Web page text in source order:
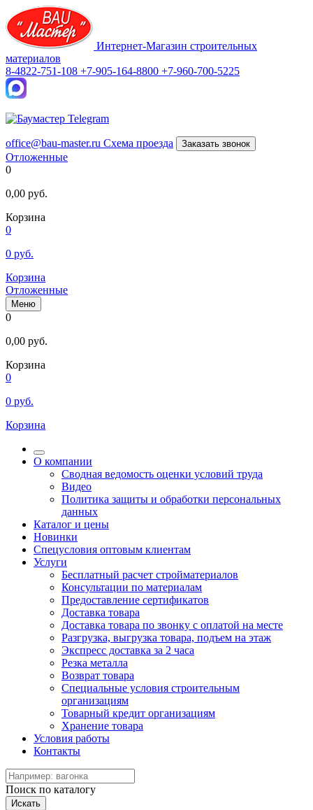
Интернет-Магазин строительных
материалов
8-4822-751-108 +7-905-164-8800 +7-960-700-5225
office@bau-master.ru Схема проезда Заказать звонок
Отложенные
0
0,00 руб.
Корзина
0
0 руб.
Корзина
Отложенные
Меню
0
0,00 руб.
Корзина
0
0 руб.
Корзина
О компании
Сводная ведомость оценки условий труда
Видео
Политика защиты и обработки персональных
данных
Каталог и цены
Новинки
Спецусловия оптовым клиентам
Услуги
Бесплатный расчет стройматериалов
Консультации по материалам
Предоставление сертификатов
Доставка товара
Доставка товара по звонку с оплатой на месте
Разгрузка, выгрузка товара, подъем на этаж
Экспресс доставка за 2 часа
Резка металла
Возврат товара
Специальные условия строительным
организациям
Товарный кредит организациям
Хранение товара
Условия работы
Контакты
Поиск по каталогу
Искать